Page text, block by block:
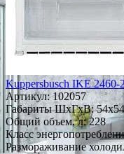
Kuppersbusch IKE 2460-2
Артикул:102057
Габариты ШxГxВ:
Общий объем, л: 228
Класс
Размораживание